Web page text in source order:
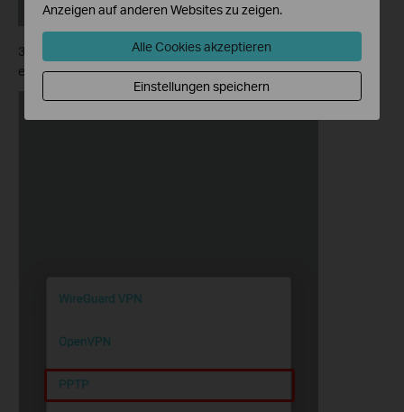
3. Wählen Sie
, geben Sie die erforderlichen Informationen
ein und speichern Sie die Einstellungen.
Anzeigen auf anderen Websites zu zeigen.
Alle Cookies akzeptieren
Einstellungen speichern